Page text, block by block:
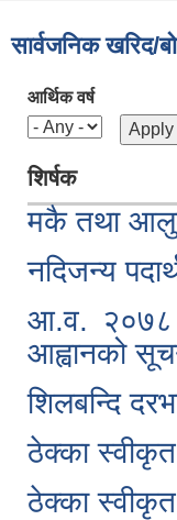
सार्वजनिक खरिद/
आर्थिक वर्ष
शिर्षक
मकै तथा
नदिजन्य
आ.व.
आह्वानको
शिलबन्दि
ठेक्का
ठेक्का